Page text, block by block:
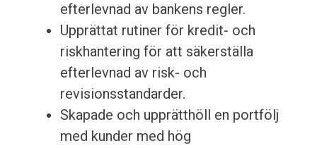
efterlevnad av bankens regler.
Upprättat rutiner för kredit- och
riskhantering för att säkerställa
efterlevnad av risk- och
revisionsstandarder.
Skapade och upprätthöll en portfölj
med kunder med hög